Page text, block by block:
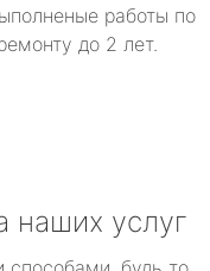
работы по
до 2 лет.
наших услуг